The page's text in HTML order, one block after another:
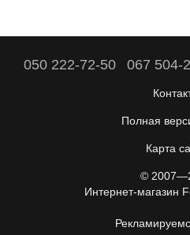
050 222-72-50 067 504-
Полная
Карта
©
Интернет-магазин